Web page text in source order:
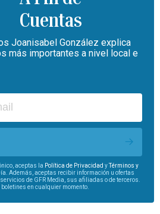
Cuentas
Joanisabel González explica
más importantes a nivel local e
aceptas la Política de Privacidad yTérminos y
Además, aceptas recibir información u ofertas
de GFR Media, sus afiliadas o de terceros.
en cualquier momento.